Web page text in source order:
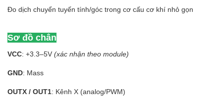
Đo dịch chuyển tuyến tính/góc trong cơ cấu cơ khí nhỏ gọn
Sơ đồ chân
VCC: +3.3–5V (xác nhận theo module)
GND: Mass
OUTX / OUT1: Kênh X (analog/PWM)